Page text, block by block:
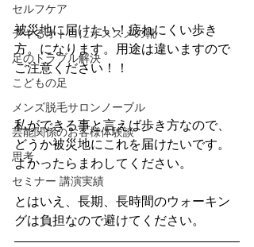
セルフケア
デキるオトコにオススメの靴
足のトラブル解決
こどもの足
メンズ脱毛サロンノーブル
芸能関係のお客様体験談
思考
セミナー 講演実績
被災地に届けたい！疲れにくい歩き
方。になります。用途は違いますので
ご注意ください！！
私ができる事と言えば歩き方なので、
どうか被災地にこれを届けたいです。
よかったらまわしてください。
とはいえ、長期、長時間のウォーキン
グは負担なので避けてください。